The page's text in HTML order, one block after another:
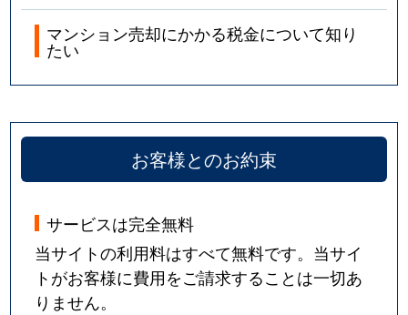
マンション売却にかかる税金について知り
たい
お客様とのお約束
サービスは完全無料
当サイトの利用料はすべて無料です。当サイ
トがお客様に費用をご請求することは一切あ
りません。